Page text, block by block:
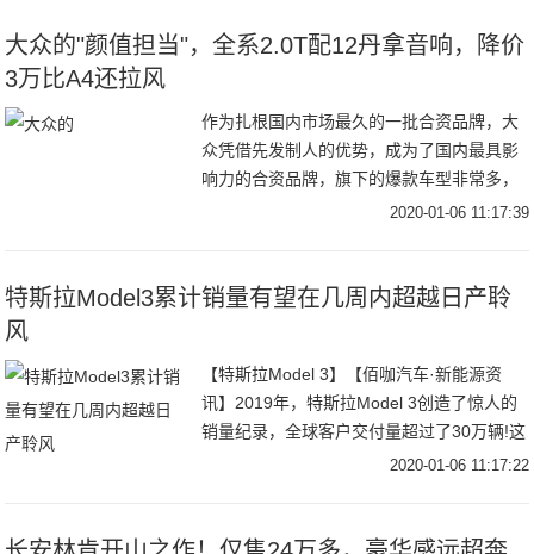
大众的"颜值担当"，全系2.0T配12丹拿音响，降价
3万比A4还拉风
作为扎根国内市场最久的一批合资品牌，大
众凭借先发制人的优势，成为了国内最具影
响力的合资品牌，旗下的爆款车型非常多，
大街小巷都能看到大众汽车疾驰的身影。然
2020-01-06 11:17:39
特斯拉Model3累计销量有望在几周内超越日产聆
风
【特斯拉Model 3】【佰咖汽车·新能源资
讯】2019年，特斯拉Model 3创造了惊人的
销量纪录，全球客户交付量超过了30万辆!这
绝对是第一个达到如此高销量水平的特斯拉
2020-01-06 11:17:22